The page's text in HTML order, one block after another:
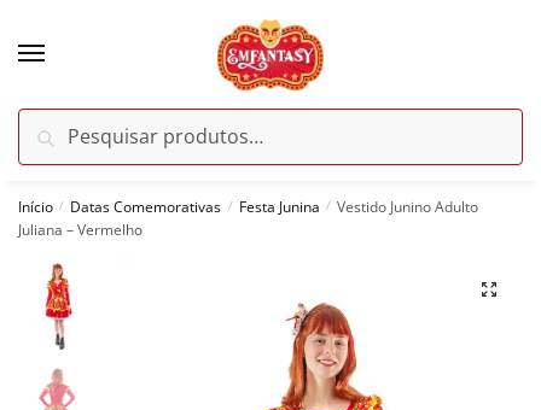
por:
Pesquisar
Início / Datas Comemorativas / Festa Junina / Vestido Junino Adulto
Juliana – Vermelho